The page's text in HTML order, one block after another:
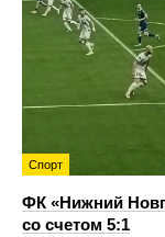
Спорт
ФК «Нижний
со счетом 5:1